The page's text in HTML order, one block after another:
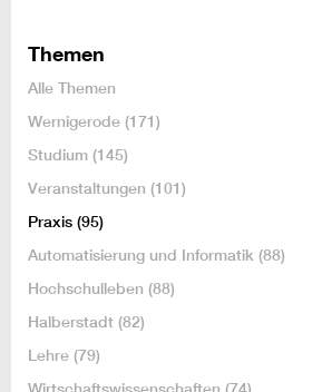
Themen
Alle Themen
Wernigerode (171)
Studium (145)
Veranstaltungen (101)
Praxis (95)
Automatisierung und Informatik (88)
Hochschulleben (88)
Halberstadt (82)
Lehre (79)